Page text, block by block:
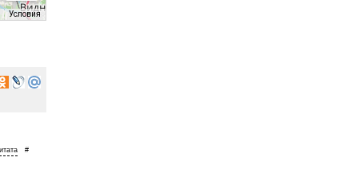
Условия
#